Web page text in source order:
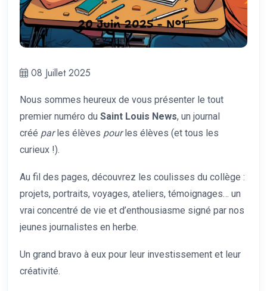
08 Juillet 2025
Nous sommes heureux de vous présenter le tout
premier numéro du Saint Louis News, un journal
créé parles élèves pourles élèves (et tous les
curieux !).
Au fil des pages, découvrez les coulisses du collège :
projets, portraits, voyages, ateliers, témoignages… un
vrai concentré de vie et d’enthousiasme signé par nos
jeunes journalistes en herbe.
Un grand bravo à eux pour leur investissement et leur
créativité.